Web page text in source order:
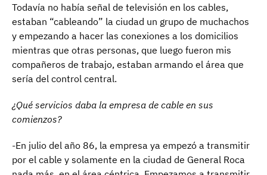
Todavía no había señal de televisión en los cables,
estaban “cableando” la ciudad un grupo de muchachos
y empezando a hacer las conexiones a los domicilios
mientras que otras personas, que luego fueron mis
compañeros de trabajo, estaban armando el área que
sería del control central.
¿Qué servicios daba la empresa de cable en sus
comienzos?
-En julio del año 86, la empresa ya empezó a transmitir
por el cable y solamente en la ciudad de General Roca